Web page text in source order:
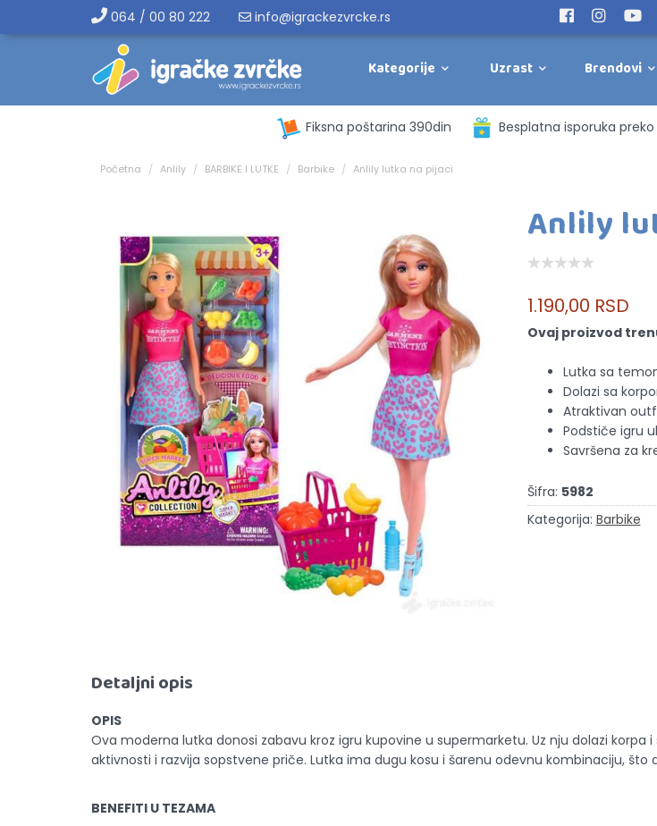
064 / 00 80 222 info@igrackezvrcke.rs
Kategorije Uzrast Brendovi
Fiksna poštarina 390din Besplatna isporuka
Početna Anlily BARBIKE I LUTKE Barbike Anlily lutka na pijaci
Anlily
1.190,00 RSD
Ovaj proizvod
Lutka sa
Dolazi sa
Atraktivan
Podstiče igru
Savršena za
Šifra: 5982
Kategorija: Barbike
Detaljni opis
OPIS
Ova moderna lutka donosi zabavu kroz igru kupovine u supermarketu. Uz nju dolazi
aktivnosti i razvija sopstvene priče. Lutka ima dugu kosu i šarenu odevnu kombinaciju,
BENEFITI U TEZAMA